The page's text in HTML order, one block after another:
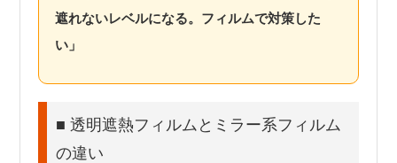
遮れないレベルになる。フィルムで対策した
い」
■ 透明遮熱フィルムとミラー系フィルム
の違い